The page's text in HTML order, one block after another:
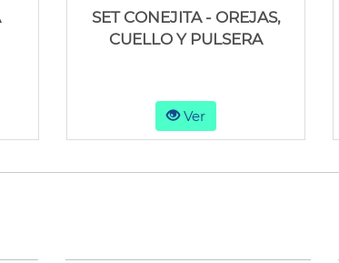
SET CONEJITA - OREJAS,
CUELLO Y PULSERA
Ver